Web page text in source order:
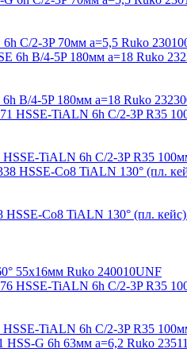
C/2-3P 70мм a=5,5 Ruko
B/4-5P 180мм a=18 Ruko
TiALN 6h C/2-3P R35
Co8 TiALN 130° (пл.
55x16мм Ruko 240010UNF
TiALN 6h C/2-3P R35